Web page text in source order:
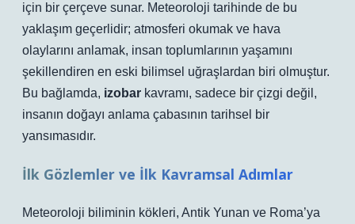
için bir çerçeve sunar. Meteoroloji tarihinde de bu
yaklaşım geçerlidir; atmosferi okumak ve hava
olaylarını anlamak, insan toplumlarının yaşamını
şekillendiren en eski bilimsel uğraşlardan biri olmuştur.
Bu bağlamda, izobar kavramı, sadece bir çizgi değil,
insanın doğayı anlama çabasının tarihsel bir
yansımasıdır.
İlk Gözlemler ve İlk Kavramsal Adımlar
Meteoroloji biliminin kökleri, Antik Yunan ve Roma’ya